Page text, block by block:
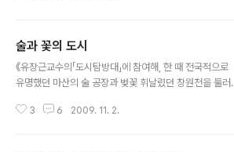
해안에서 전남 땅끝마을에 이르는 서해안 지역에 대한 자
연경관의 특성과 형성 및 변화과정을 연구한 결과 서해안
선의 총 길이가 20세기 초에 비해 약 1,400km(약 40%)
선은 (=시가지의 변화)는 어떻게 변해왔을까? 이 변화에
술과 꽃의 도시
《유장근교수의「도시탐방대」에 참여해, 한 때 전국적으로
유명했던 마산의 술 공장과 벚꽃 휘날렸던 창원천을 둘러
산’이 생각나 이 글을 포스팅한다》 특정한 도시를 한두 가
3 6 2009. 11. 2.